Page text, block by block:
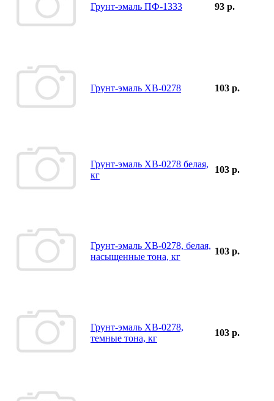
Грунт-эмаль ПФ-1333 93 р.
Грунт-эмаль ХВ-0278 103 р.
Грунт-эмаль ХВ-0278 белая,
кг
103 р.
Грунт-эмаль ХВ-0278, белая,
насыщенные тона, кг
103 р.
Грунт-эмаль ХВ-0278,
темные тона, кг
103 р.